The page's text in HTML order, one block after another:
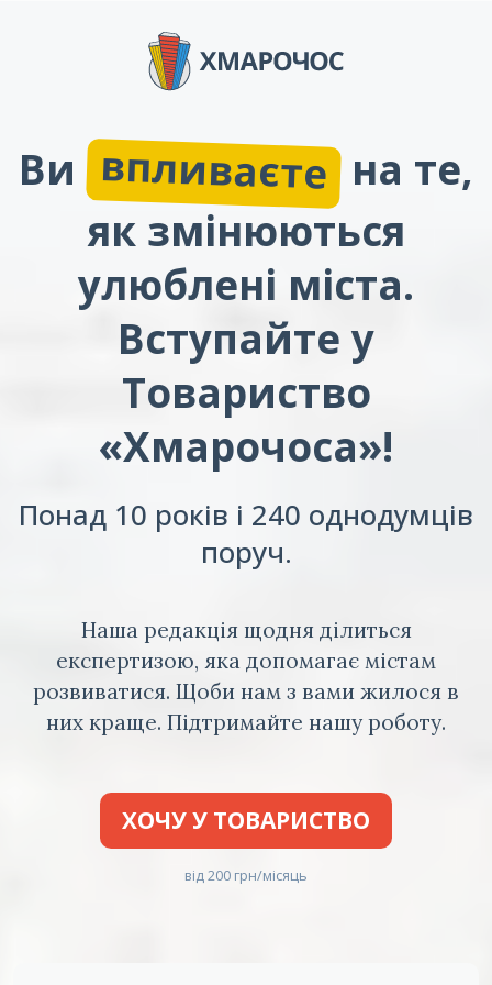
Ви впливаєте на те,
як змінюються
улюблені міста.
Вступайте у
Товариство
«Хмарочоса»!
Понад 10 років і 240 однодумців
поруч.
Наша редакція щодня ділиться
експертизою, яка допомагає містам
розвиватися. Щоби нам з вами жилося в
них краще. Підтримайте нашу роботу.
ХОЧУ У ТОВАРИСТВО
від 200 грн/місяць